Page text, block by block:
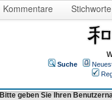
Kommentare Stichworte
Suche
Bitte geben Sie Ihren